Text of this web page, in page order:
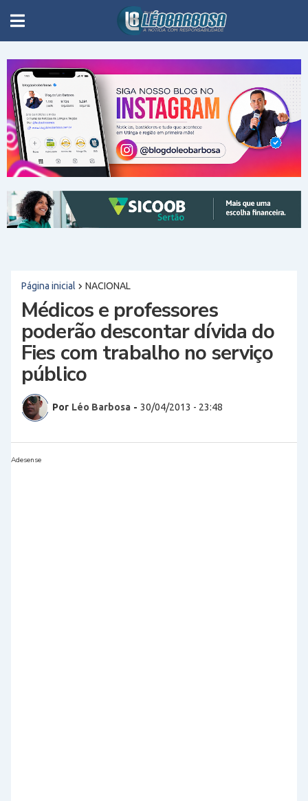
Página inicial NACIONAL
Médicos e professores
poderão descontar dívida do
Fies com trabalho no serviço
público
Por Léo Barbosa - 30/04/2013 - 23:48
Adesense